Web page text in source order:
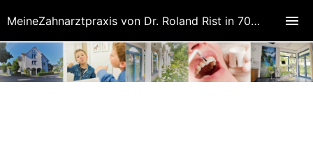
MeineZahnarztpraxis von Dr. Roland Rist in 70771 Leinfelden-Echterdingen (Oberaichen)